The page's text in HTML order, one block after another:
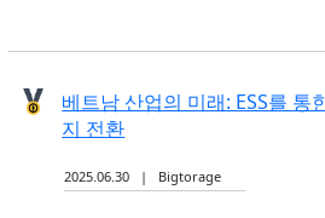
베트남 산업의 미래: ESS를 통
지 전환
2025.06.30 | Bigtorage